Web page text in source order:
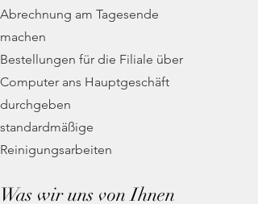
Abrechnung am Tagesende
machen
Bestellungen für die Filiale über
Computer ans Hauptgeschäft
durchgeben
standardmäßige
Reinigungsarbeiten
Was wir uns von Ihnen